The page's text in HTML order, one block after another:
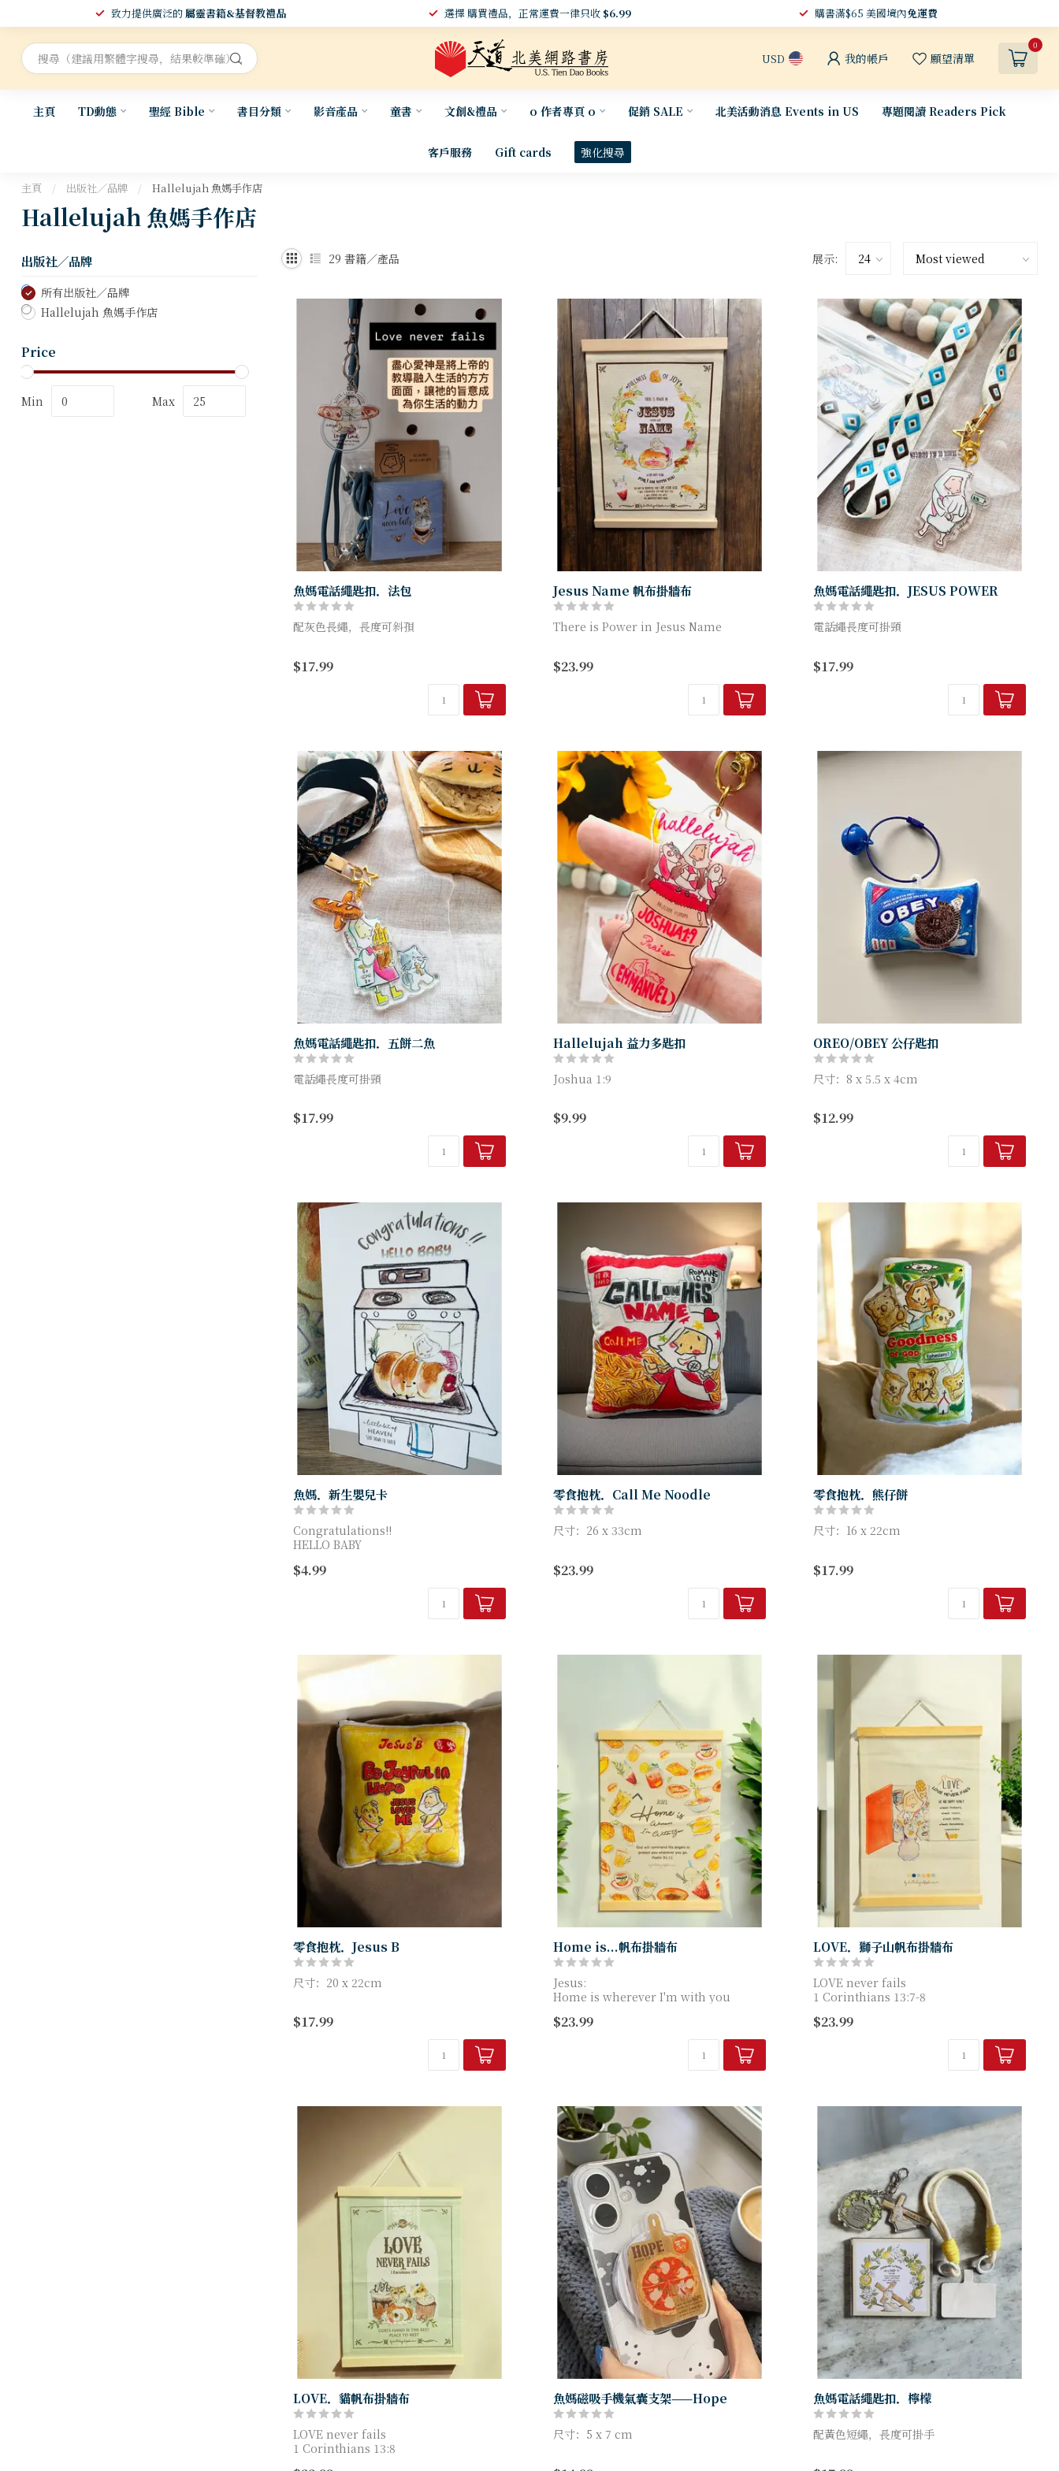
致力提供廣泛的屬靈書籍&基督教禮品 選擇 購買禮品，正常運費一律只收 $6.99 購書滿$65 美國境內免運費
USD 我的帳戶 願望清單
0
主頁 TD動態 聖經 Bible 書目分類 影音產品 童書 文創&禮品 o 作者專頁 o 促銷 SALE 北美活動消息 Events in US 專題閱讀 Readers Pick
客戶服務 Gift cards 強化搜尋
主頁 / 出版社／品牌 / Hallelujah 魚媽手作店
Hallelujah 魚媽手作店
出版社／品牌
所有出版社／品牌
Hallelujah 魚媽手作店
Price
Min Max
29 書籍／產品 展示:
魚媽電話繩匙扣．法包
配灰色長繩，長度可斜孭
Matthew 22:37
$17.99
Jesus Name 帆布掛牆布
There is Power in Jesus Name
尺寸: 30x40cm
$23.99
魚媽電話繩匙扣．JESUS POWER
電話繩長度可掛頸
Exodus 15:2
$17.99
魚媽電話繩匙扣．五餅二魚
電話繩長度可掛頸
John 1:16
$17.99
Hallelujah 益力多匙扣
Joshua 1:9
產品編號：FM-KC13
品牌：Hallelujah 魚媽手作店
$9.99
OREO/OBEY 公仔匙扣
尺寸：8 x 5.5 x 4cm
$12.99
魚媽．新生嬰兒卡
Congratulations!!
HELLO BABY
earth
$4.99
零食抱枕．Call Me Noodle
尺寸：26 x 33cm
產品編號：FM-CUS10
品牌：Hallelujah 魚媽手作店
$23.99
零食抱枕．熊仔餅
尺寸：16 x 22cm
產品編號：FM-CUS15
品牌：Hallelujah 魚媽手作店
$17.99
零食抱枕．Jesus B
尺寸：20 x 22cm
產品編號：FM-CUS12
品牌：Hallelujah 魚媽手作店
$17.99
Home is...帆布掛牆布
Jesus:
Home is wherever I'm with you
God will command His angels to
$23.99
LOVE．獅子山帆布掛牆布
LOVE never fails
1 Corinthians 13:7-8
尺寸: 30x40cm
$23.99
LOVE．貓帆布掛牆布
LOVE never fails
1 Corinthians 13:8
魚媽磁吸手機氣囊支架——Hope
尺寸：5 x 7 cm
魚媽電話繩匙扣．檸檬
配黃色短繩，長度可掛手